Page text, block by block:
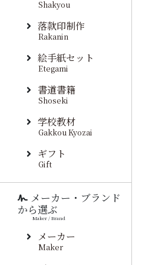
Shakyou
落款印制作
Rakanin
絵手紙セット
Etegami
書道書籍
Shoseki
学校教材
Gakkou Kyozai
ギフト
Gift
メーカー・ブランド
から選ぶ
Maker / Brand
メーカー
Maker